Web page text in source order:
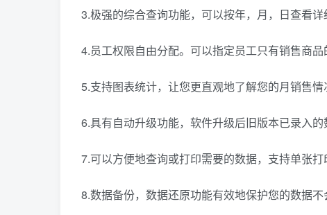
3.极强的综合查询功能，可以按年，月，日查看
4.员工权限自由分配。可以指定员工只有销售商
5.支持图表统计，让您更直观地了解您的月销售情
6.具有自动升级功能，软件升级后旧版本已录入的
7.可以方便地查询或打印需要的数据，支持单张打
8.数据备份，数据还原功能有效地保护您的数据不